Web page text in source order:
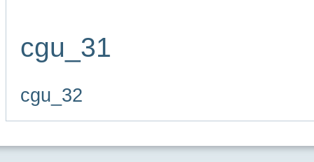
cgu_31
cgu_32